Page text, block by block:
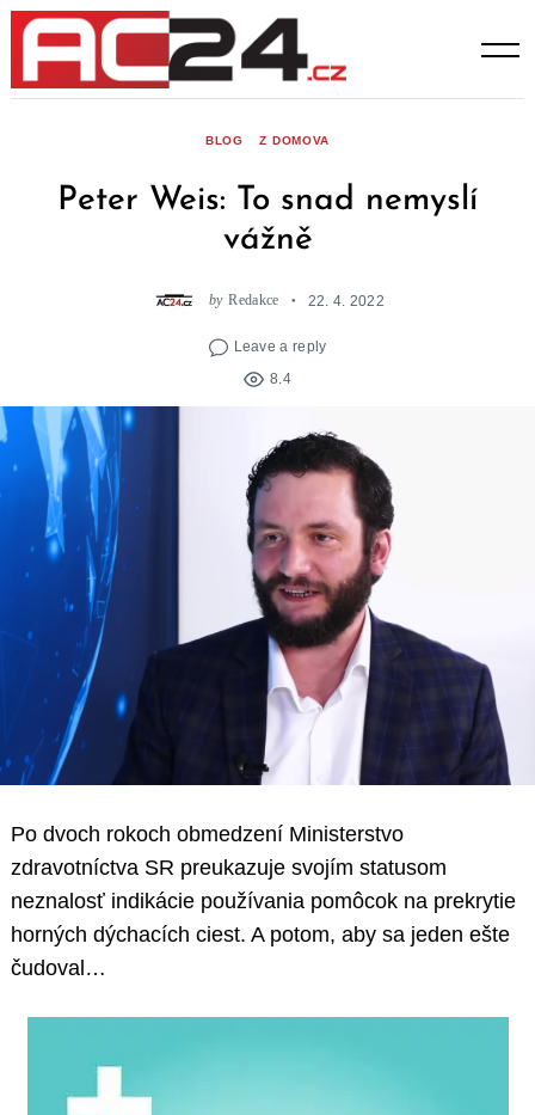
Skip
content
BLOG Z DOMOVA
Peter Weis: To snad nemyslí
vážně
by Redakce 22. 4. 2022
Leave a reply
8.4
Po dvoch rokoch obmedzení Ministerstvo
zdravotníctva SR preukazuje svojím statusom
neznalosť indikácie používania pomôcok na prekrytie
horných dýchacích ciest. A potom, aby sa jeden ešte
čudoval…